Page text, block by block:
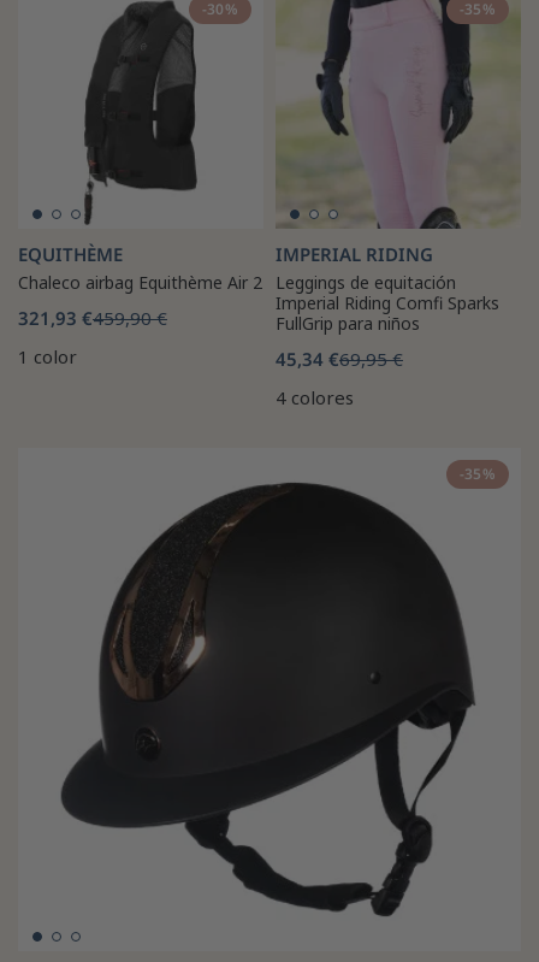
-30%
EQUITHÈME
Chaleco airbag Equithème Air 2
321,93 €459,90 €
1 color
-35%
IMPERIAL RIDING
Leggings de equitación
Imperial Riding Comfi Sparks
FullGrip para niños
45,34 €69,95 €
4 colores
-35%